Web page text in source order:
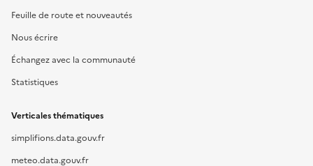
Feuille de route et nouveautés
Nous écrire
Échangez avec la communauté
Statistiques
Verticales thématiques
simplifions.data.gouv.fr
meteo.data.gouv.fr